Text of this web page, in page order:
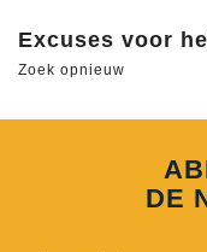
Excuses voor
Zoek opnieuw
DE